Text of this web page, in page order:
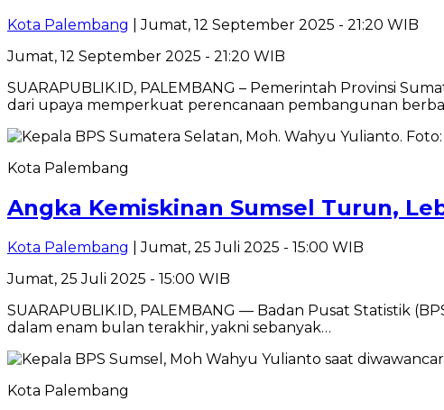
Kota Palembang
| Jumat, 12 September 2025 - 21:20 WIB
Jumat, 12 September 2025 - 21:20 WIB
SUARAPUBLIK.ID, PALEMBANG – Pemerintah Provinsi
dari upaya memperkuat perencanaan pembangunan
Kota Palembang
Angka Kemiskinan Sumsel Turun,
Kota Palembang
| Jumat, 25 Juli 2025 - 15:00 WIB
Jumat, 25 Juli 2025 - 15:00 WIB
SUARAPUBLIK.ID, PALEMBANG — Badan Pusat Statistik
dalam enam bulan terakhir, yakni sebanyak…
Kota Palembang